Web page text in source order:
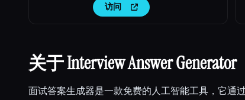
访问
关于 Interview Answer Generator
面试答案生成器是一款免费的人工智能工具，它通